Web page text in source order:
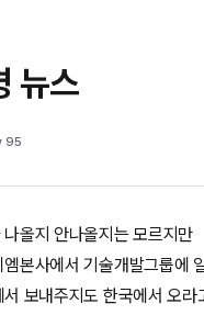
뉴스
95
올지 안나올지는 모르지만
본사에서 기술개발그룹에
보내주지도 한국에서 오